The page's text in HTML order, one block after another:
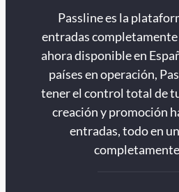
Passline es la
entradas
ahora disponible en
países en operación,
tener el control total de
creación y promoción
entradas, todo en